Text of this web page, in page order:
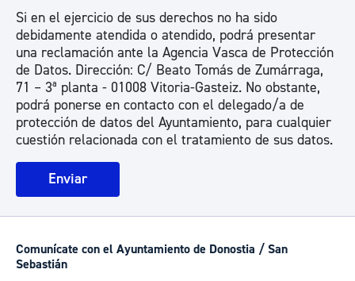
Si en el ejercicio de sus derechos no ha sido
debidamente atendida o atendido, podrá presentar
una reclamación ante la Agencia Vasca de Protección
de Datos. Dirección: C/ Beato Tomás de Zumárraga,
71 – 3ª planta - 01008 Vitoria-Gasteiz. No obstante,
podrá ponerse en contacto con el delegado/a de
protección de datos del Ayuntamiento, para cualquier
cuestión relacionada con el tratamiento de sus datos.
Comunícate con el Ayuntamiento de Donostia / San
Sebastián